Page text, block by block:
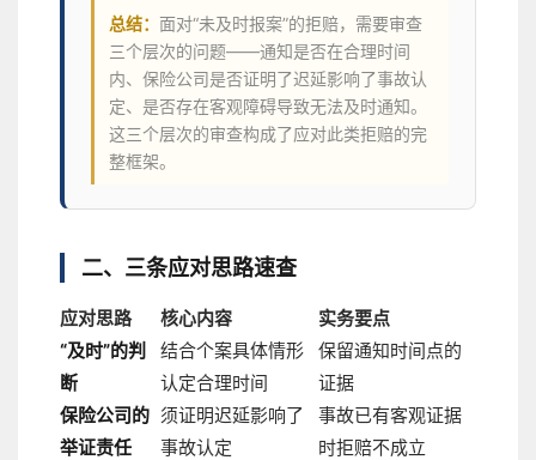
总结： 面对“未及时报案”的拒赔，需要审查
三个层次的问题——通知是否在合理时间
内、保险公司是否证明了迟延影响了事故认
定、是否存在客观障碍导致无法及时通知。
这三个层次的审查构成了应对此类拒赔的完
整框架。
二、三条应对思路速查
应对思路 核心内容
实务要点
“及时”的判
断
结合个案具体情形
认定合理时间
保留通知时间点的
证据
保险公司的
举证责任
须证明迟延影响了
事故认定
事故已有客观证据
时拒赔不成立